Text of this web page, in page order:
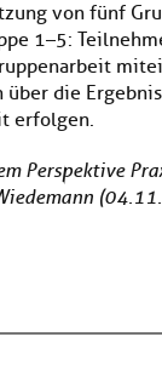
von fünf
1–5:
über die
erfolgen.
Perspektive